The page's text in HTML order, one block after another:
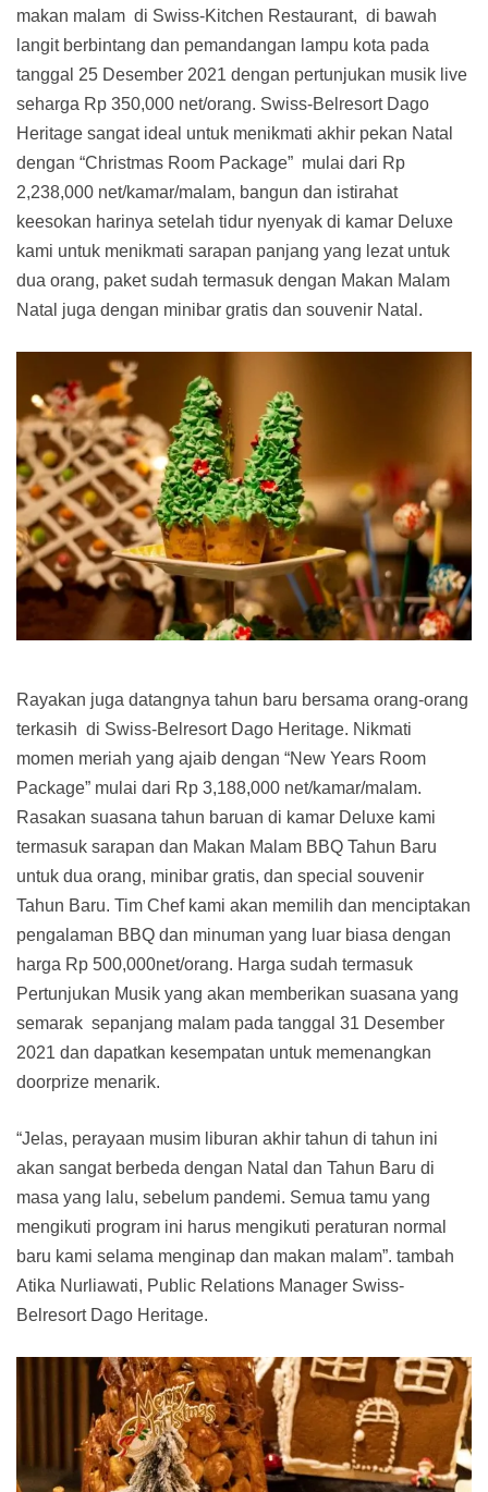
makan malam di Swiss-Kitchen Restaurant, di bawah
langit berbintang dan pemandangan lampu kota pada
tanggal 25 Desember 2021 dengan pertunjukan musik live
seharga Rp 350,000 net/orang. Swiss-Belresort Dago
Heritage sangat ideal untuk menikmati akhir pekan Natal
dengan “Christmas Room Package” mulai dari Rp
2,238,000 net/kamar/malam, bangun dan istirahat
keesokan harinya setelah tidur nyenyak di kamar Deluxe
kami untuk menikmati sarapan panjang yang lezat untuk
dua orang, paket sudah termasuk dengan Makan Malam
Natal juga dengan minibar gratis dan souvenir Natal.
Rayakan juga datangnya tahun baru bersama orang-orang
terkasih di Swiss-Belresort Dago Heritage. Nikmati
momen meriah yang ajaib dengan “New Years Room
Package” mulai dari Rp 3,188,000 net/kamar/malam.
Rasakan suasana tahun baruan di kamar Deluxe kami
termasuk sarapan dan Makan Malam BBQ Tahun Baru
untuk dua orang, minibar gratis, dan special souvenir
Tahun Baru. Tim Chef kami akan memilih dan menciptakan
pengalaman BBQ dan minuman yang luar biasa dengan
harga Rp 500,000net/orang. Harga sudah termasuk
Pertunjukan Musik yang akan memberikan suasana yang
semarak sepanjang malam pada tanggal 31 Desember
2021 dan dapatkan kesempatan untuk memenangkan
doorprize menarik.
“Jelas, perayaan musim liburan akhir tahun di tahun ini
akan sangat berbeda dengan Natal dan Tahun Baru di
masa yang lalu, sebelum pandemi. Semua tamu yang
mengikuti program ini harus mengikuti peraturan normal
baru kami selama menginap dan makan malam”. tambah
Atika Nurliawati, Public Relations Manager Swiss-
Belresort Dago Heritage.